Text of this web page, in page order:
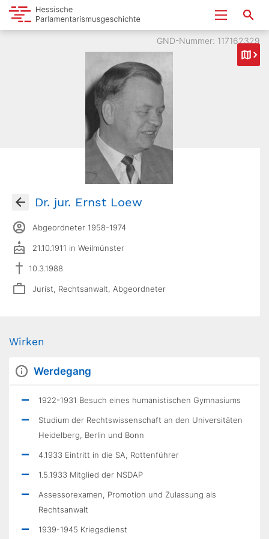
GND-Nummer: 117162329
Dr. jur. Ernst Loew
Abgeordneter 1958-1974
21.10.1911 in Weilmünster
10.3.1988
Jurist, Rechtsanwalt, Abgeordneter
Wirken
Werdegang
1922-1931 Besuch eines humanistischen Gymnasiums
Studium der Rechtswissenschaft an den Universitäten
Heidelberg, Berlin und Bonn
4.1933 Eintritt in die SA, Rottenführer
1.5.1933 Mitglied der NSDAP
Assessorexamen, Promotion und Zulassung als
Rechtsanwalt
1939-1945 Kriegsdienst